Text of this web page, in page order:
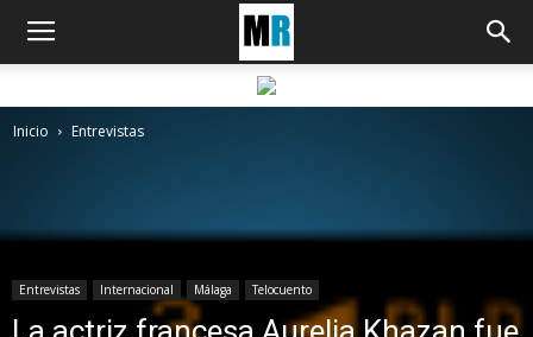
Inicio Entrevistas
Entrevistas Internacional Málaga Telocuento